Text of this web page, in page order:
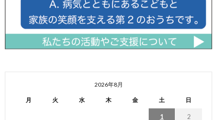
2026年8月
月 火 水 木 金 土 日
1 2